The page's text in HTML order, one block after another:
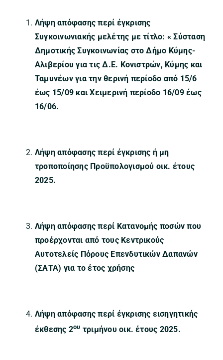
Λήψη απόφασης περί έγκρισης
Συγκοινωνιακής μελέτης με τίτλο: « Σύσταση
Δημοτικής Συγκοινωνίας στο Δήμο Κύμης-
Αλιβερίου για τις Δ.Ε. Κονιστρών, Κύμης και
Ταμυνέων για την θερινή περίοδο από 15/6
έως 15/09 και Χειμερινή περίοδο 16/09 έως
16/06.
Λήψη απόφασης περί έγκρισης ή μη
τροποποίησης Προϋπολογισμού οικ. έτους
2025.
Λήψη απόφασης περί Κατανομής ποσών που
προέρχονται από τους Κεντρικούς
Αυτοτελείς Πόρους Επενδυτικών Δαπανών
(ΣΑΤΑ) για το έτος χρήσης
Λήψη απόφασης περί έγκρισης εισηγητικής
έκθεσης 2ου τριμήνου οικ. έτους 2025.